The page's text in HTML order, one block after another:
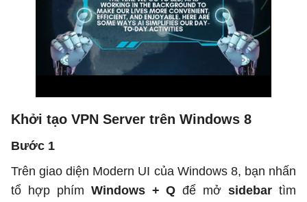
Khởi tạo VPN Server trên Windows 8
Bước 1
Trên giao diện Modern UI của Windows 8, bạn nhấn
tổ hợp phím Windows + Q để mởsidebar tìm